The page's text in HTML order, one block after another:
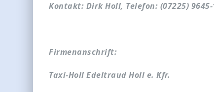
Kontakt: Dirk Holl, Telefon: (07225)
Firmenanschrift:
Taxi-Holl Edeltraud Holl e. Kfr.